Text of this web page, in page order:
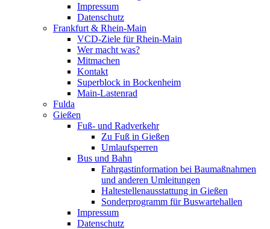
Impressum
Datenschutz
Frankfurt & Rhein-Main
VCD-Ziele für Rhein-Main
Wer macht was?
Mitmachen
Kontakt
Superblock in Bockenheim
Main-Lastenrad
Fulda
Gießen
Fuß- und Radverkehr
Zu Fuß in Gießen
Umlaufsperren
Bus und Bahn
Fahrgastinformation bei Baumaßnahmen
und anderen Umleitungen
Haltestellenausstattung in Gießen
Sonderprogramm für Buswartehallen
Impressum
Datenschutz